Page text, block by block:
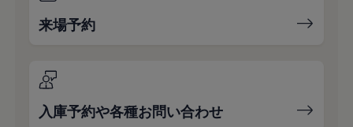
来場予約
入庫予約や各種お問い合わせ